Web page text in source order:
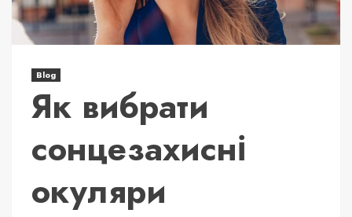
Blog
Як вибрати
сонцезахисні
окуляри